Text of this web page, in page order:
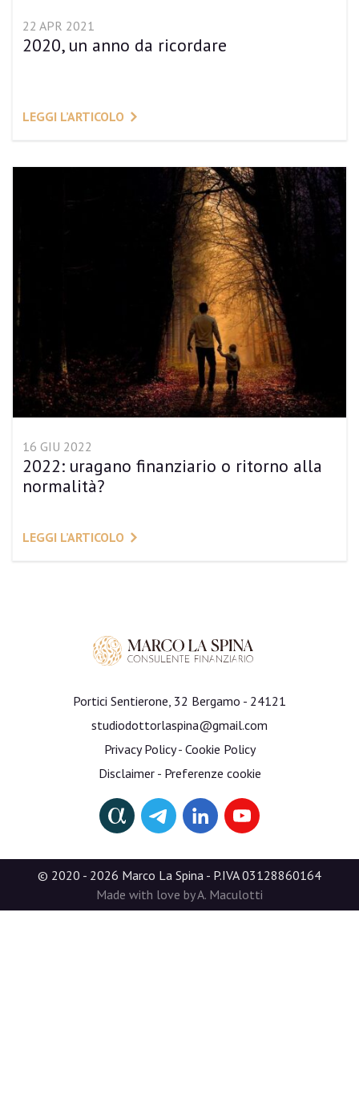
22 APR 2021
2020, un anno da ricordare
LEGGI L’ARTICOLO
16 GIU 2022
2022: uragano finanziario o ritorno alla
normalità?
LEGGI L’ARTICOLO
Portici Sentierone, 32 Bergamo - 24121
studiodottorlaspina@gmail.com
Privacy Policy- Cookie Policy
Disclaimer- Preferenze cookie
© 2020 - 2026 Marco La Spina - P.IVA 03128860164
Made with love by A. Maculotti